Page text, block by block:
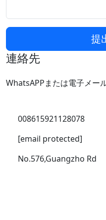
提
連絡先
WhatsAPPまたは電子メー
008615921128078
[email protected]
No.576,Guangzho Rd